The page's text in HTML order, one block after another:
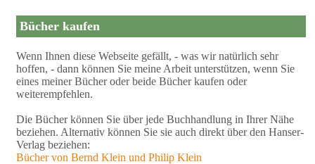
Bücher kaufen
Wenn Ihnen diese Webseite gefällt, - was wir natürlich sehr
hoffen, - dann können Sie meine Arbeit unterstützen, wenn Sie
eines meiner Bücher oder beide Bücher kaufen oder
weiterempfehlen.
Die Bücher können Sie über jede Buchhandlung in Ihrer Nähe
beziehen. Alternativ können Sie sie auch direkt über den Hanser-
Verlag beziehen:
Bücher von Bernd Klein und Philip Klein